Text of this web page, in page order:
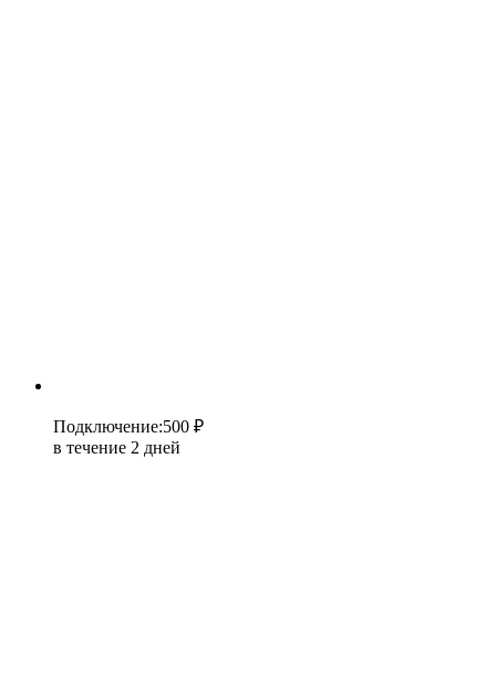
Подключение:500 ₽
в течение 2 дней